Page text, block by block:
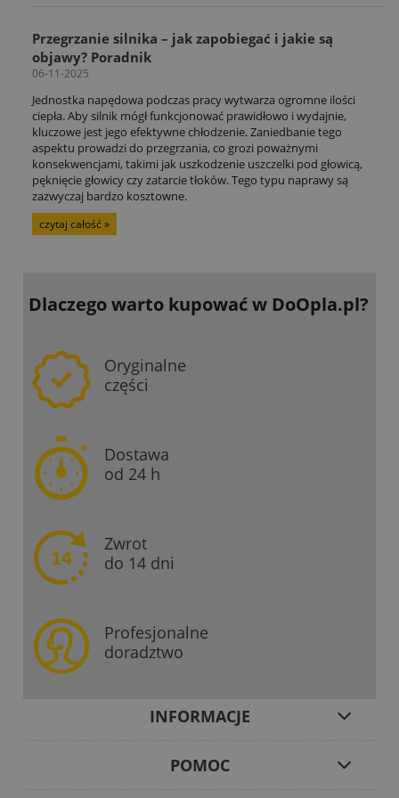
Przegrzanie silnika – jak zapobiegać i jakie są
objawy? Poradnik
06-11-2025
Jednostka napędowa podczas pracy wytwarza ogromne ilości
ciepła. Aby silnik mógł funkcjonować prawidłowo i wydajnie,
kluczowe jest jego efektywne chłodzenie. Zaniedbanie tego
aspektu prowadzi do przegrzania, co grozi poważnymi
konsekwencjami, takimi jak uszkodzenie uszczelki pod głowicą,
pęknięcie głowicy czy zatarcie tłoków. Tego typu naprawy są
zazwyczaj bardzo kosztowne.
czytaj całość »
Dlaczego warto kupowaćw DoOpla.pl?
Oryginalne
części
Dostawa
od 24 h
Zwrot
do 14 dni
Profesjonalne
doradztwo
INFORMACJE
POMOC